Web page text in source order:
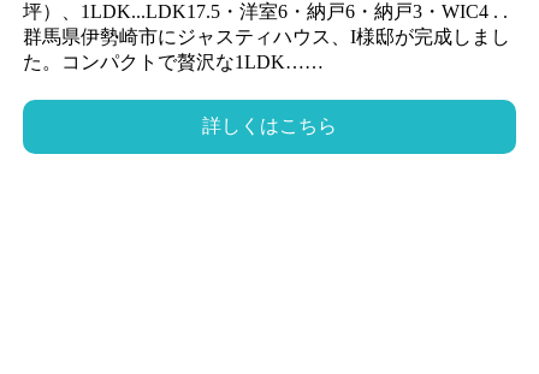
坪）、1LDK...LDK17.5・洋室6・納戸6・納戸3・WIC4 . .
群馬県伊勢崎市にジャスティハウス、I様邸が完成しまし
た。コンパクトで贅沢な1LDK……
詳しくはこちら